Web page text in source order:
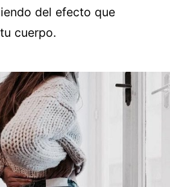
del efecto que
cuerpo.